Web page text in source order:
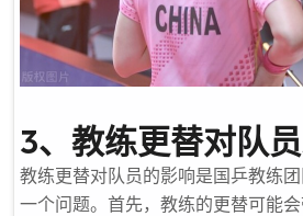
3、教练更替对队
教练更替对队员的影响是国乒教练
一个问题。首先，教练的更替可能